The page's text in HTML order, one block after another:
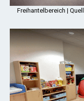
Freihantelbereich |